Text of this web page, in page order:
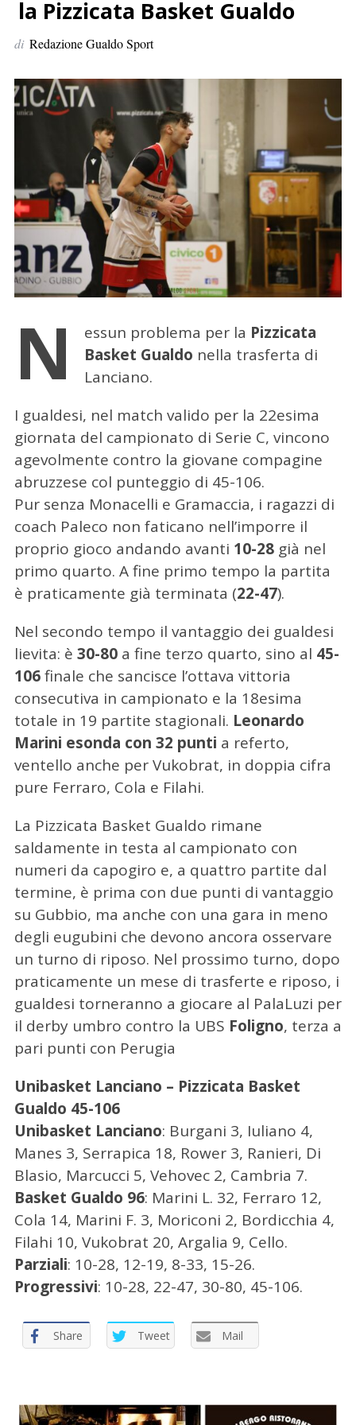
e
r
la Pizzicata Basket Gualdo
di Redazione Gualdo Sport
N essun problema per la Pizzicata
Basket Gualdo nella trasferta di
Lanciano.
I gualdesi, nel match valido per la 22esima
giornata del campionato di Serie C, vincono
agevolmente contro la giovane compagine
abruzzese col punteggio di 45-106.
Pur senza Monacelli e Gramaccia, i ragazzi di
coach Paleco non faticano nell’imporre il
proprio gioco andando avanti 10-28già nel
primo quarto. A fine primo tempo la partita
è praticamente già terminata (22-47).
Nel secondo tempo il vantaggio dei gualdesi
lievita: è 30-80a fine terzo quarto, sino al 45-
106finale che sancisce l’ottava vittoria
consecutiva in campionato e la 18esima
totale in 19 partite stagionali. Leonardo
Marini esonda con 32 punti a referto,
ventello anche per Vukobrat, in doppia cifra
pure Ferraro, Cola e Filahi.
La Pizzicata Basket Gualdo rimane
saldamente in testa al campionato con
numeri da capogiro e, a quattro partite dal
termine, è prima con due punti di vantaggio
su Gubbio, ma anche con una gara in meno
degli eugubini che devono ancora osservare
un turno di riposo. Nel prossimo turno, dopo
praticamente un mese di trasferte e riposo, i
gualdesi torneranno a giocare al PalaLuzi per
il derby umbro contro la UBS Foligno, terza a
pari punti con Perugia
Unibasket Lanciano – Pizzicata Basket
Gualdo 45-106
Unibasket Lanciano: Burgani 3, Iuliano 4,
Manes 3, Serrapica 18, Rower 3, Ranieri, Di
Blasio, Marcucci 5, Vehovec 2, Cambria 7.
Basket Gualdo 96: Marini L. 32, Ferraro 12,
Cola 14, Marini F. 3, Moriconi 2, Bordicchia 4,
Filahi 10, Vukobrat 20, Argalia 9, Cello.
Parziali: 10-28, 12-19, 8-33, 15-26.
Progressivi: 10-28, 22-47, 30-80, 45-106.
Share Tweet Mail
C
e
c
a
e
r